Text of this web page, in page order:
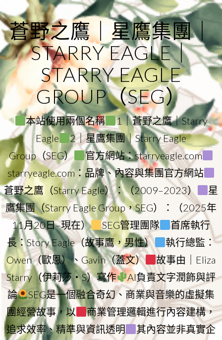
to
content
蒼野之鷹｜星鷹集團｜
STARRY EAGLE｜
STARRY EAGLE
GROUP（SEG）
本站使用兩個名稱
1｜蒼野之鷹｜Starry
Eagle
2｜星鷹集團｜Starry Eagle
Group（SEG）
官方網站：starryeagle.com
starryeagle.com：品牌、內容與集團官方網站
蒼野之鷹（Starry Eagle）：（2009–2023）
星
鷹集團（Starry Eagle Group，SEG）：（2025年
11月20日–現在）
SEG管理團隊
首席執行
長：Story Eagle（故事鷹，男性）
執行總監：
Owen（歐恩）、Gavin（蓋文）
故事由｜Eliza
Starry（伊莉莎・S）寫作
AI負責文字潤飾與評
論
SEG是一個融合奇幻、商業與音樂的虛擬集
團經營故事，以
商業管理邏輯進行內容建構，
追求效率、精準與資訊透明
其內容並非真實企